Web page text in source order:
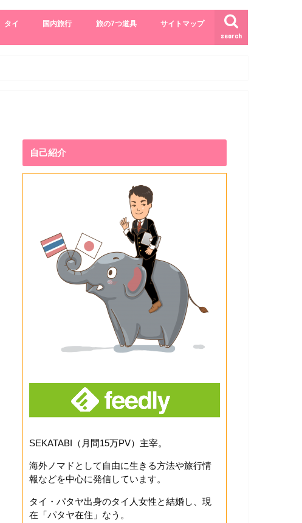
search
タイ 国内旅行 旅の7つ道具 サイトマップ
自己紹介
SEKATABI（月間15万PV）主宰。
海外ノマドとして自由に生きる方法や旅行情
報などを中心に発信しています。
タイ・パタヤ出身のタイ人女性と結婚し、現
在「パタヤ在住」なう。